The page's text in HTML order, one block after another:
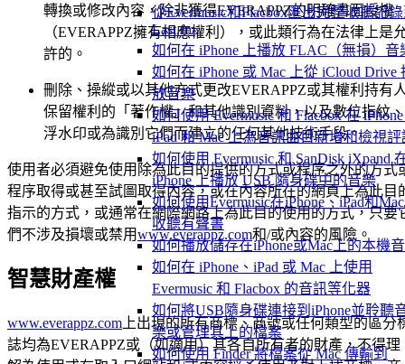
從Evermusic和Flacbox匯出完整收聽記
Last.fm
如何在 iPhone 上播放 FLAC（無損）音
如何在 iPhone 或 Mac 上從 iCloud Drive
放音樂
如何使用 Evermusic 和 Flacbox 在
iPad 和 Mac 上為音訊曲目新增和檢視評
如何使用 Evermusic 和 SanDisk iXpand
iPhone 上播放 USB 隨身碟中的音樂
如何使用Evermusic在iPhone、iPad和
收聽有聲書
如何播放儲存在iPhone或Mac上的本機
如何在 iPhone、iPad 或 Mac 上使用
Evermusic 和 Flacbox 的音訊等化器
如何將USB隨身碟連接到iPhone並聆聽
樂或管理其上的檔案
如何使用 Finder 將檔案從 Mac 傳輸到
轉換或修改內容，除非獲得EVERAPPZ的明確書面授權
（EVERAPPZ擁有相應權利），或此類行為在法律上是
許的。
刪除、操縱或以其他方式更改EVERAPPZ或其權利持有
保留權利的「著作權」和其他識別資料，以及數位指紋、
浮水印或為識別它們而建立的任何其他技術手段。
使用者必須避免使用除為此目的提供的方式或程序之外的方式
程序取得或甚至試圖取得內容，或在內容所在的網頁上為此目
指示的方式，或通常在網際網路上為此目的使用的方式，只要
們不涉及損壞或禁用www.everappz.com和/或內容的風險。
智慧財產權
www.everappz.com 上出現的所有商標、商號或任何類型的區分
誌均為EVERAPPZ或（如適用）其各自所有者的財產，不得理